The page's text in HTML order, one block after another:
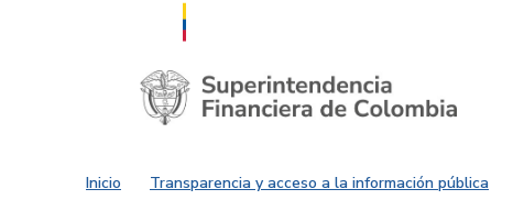
Saltar al contenido principal
Inicio Transparencia y acceso a la información pública